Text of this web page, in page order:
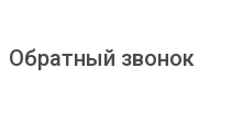
Обратный звонок